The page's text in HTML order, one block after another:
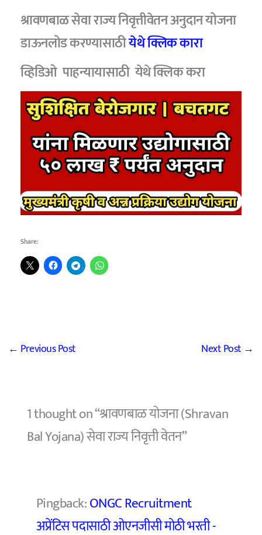
श्रावणबाळ सेवा राज्य निवृत्तीवेतन अनुदान योजना
डाऊनलोडकरण्यासाठीयेथे क्लिक कारा
व्हिडिओ पाहन्यायासाठी येथे क्लिक करा
Share:
← Previous Post Next Post →
1 thought on “श्रावणबाळ योजना (Shravan
Bal Yojana) सेवा राज्य निवृत्ती वेतन”
Pingback:ONGC Recruitment
अप्रेंटिस पदासाठी ओएनजीसी मोठी भरती -